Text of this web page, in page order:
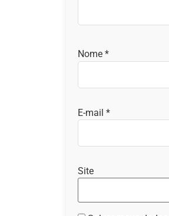
Nome *
E-mail *
Site